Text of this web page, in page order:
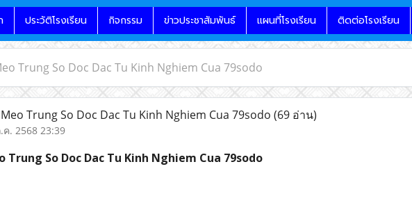
ประวัติโรงเรียน กิจกรรม ข่าวประชาสัมพันธ์ แผนที่โรงเรียน ติดต่อโรงเรียน
Trung So Doc Dac Tu Kinh Nghiem Cua 79sodo
Meo Trung So Doc Dac Tu Kinh Nghiem Cua 79sodo (69 อ่าน)
ค. 2568 23:39
Trung So Doc Dac Tu Kinh Nghiem Cua 79sodo